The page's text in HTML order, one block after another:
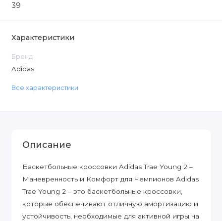
39
Характеристики
Бренд
Adidas
Все характеристики
Описание
Баскетбольные кроссовки Adidas Trae Young 2 –
Маневренность и Комфорт для Чемпионов Adidas
Trae Young 2 – это баскетбольные кроссовки,
которые обеспечивают отличную амортизацию и
устойчивость, необходимые для активной игры на